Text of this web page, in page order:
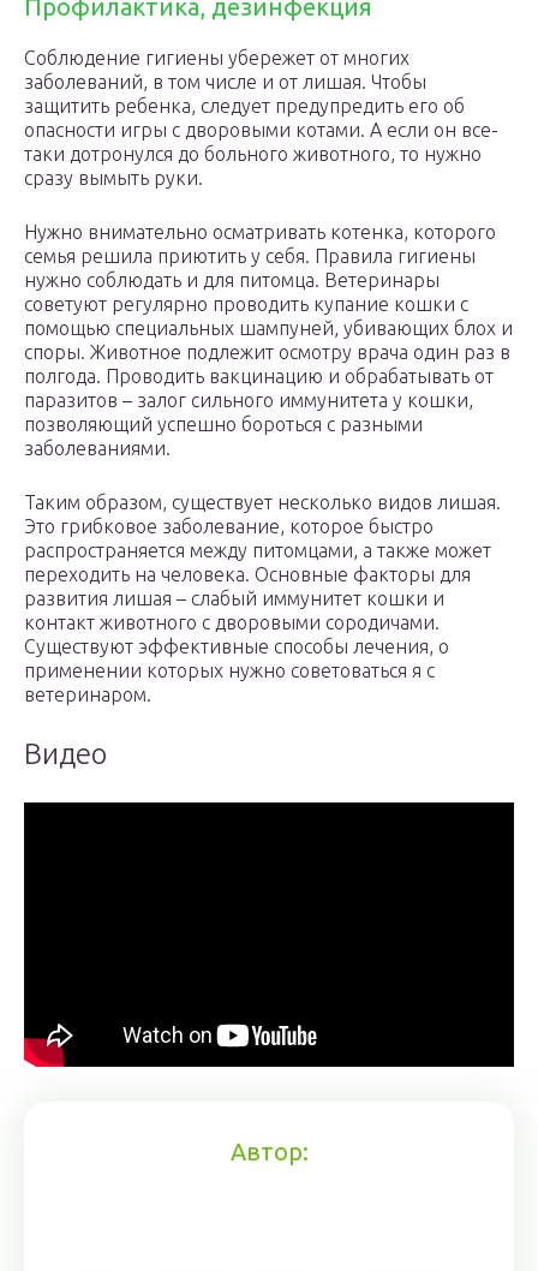
Профилактика, дезинфекция
Соблюдение гигиены убережет от многих
заболеваний, в том числе и от лишая. Чтобы
защитить ребенка, следует предупредить его об
опасности игры с дворовыми котами. А если он все-
таки дотронулся до больного животного, то нужно
сразу вымыть руки.
Нужно внимательно осматривать котенка, которого
семья решила приютить у себя. Правила гигиены
нужно соблюдать и для питомца. Ветеринары
советуют регулярно проводить купание кошки с
помощью специальных шампуней, убивающих блох и
споры. Животное подлежит осмотру врача один раз в
полгода. Проводить вакцинацию и обрабатывать от
паразитов – залог сильного иммунитета у кошки,
позволяющий успешно бороться с разными
заболеваниями.
Таким образом, существует несколько видов лишая.
Это грибковое заболевание, которое быстро
распространяется между питомцами, а также может
переходить на человека. Основные факторы для
развития лишая – слабый иммунитет кошки и
контакт животного с дворовыми сородичами.
Существуют эффективные способы лечения, о
применении которых нужно советоваться я с
ветеринаром.
Видео
Автор: